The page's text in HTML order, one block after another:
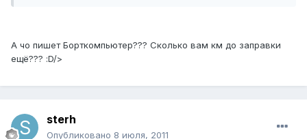
А чо пишет Борткомпьютер??? Сколько вам км до заправки
ещё??? :D/>
sterh
Опубликовано 8 июля, 2011